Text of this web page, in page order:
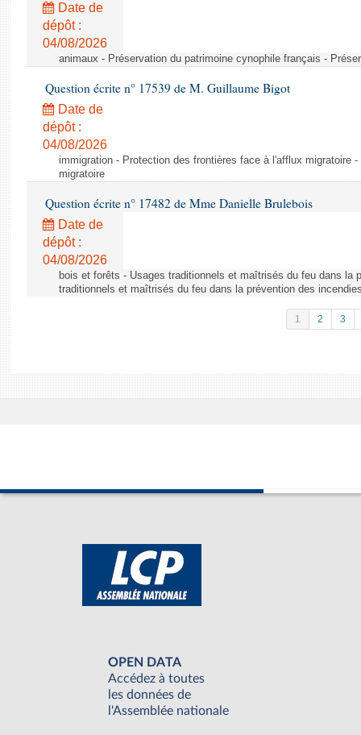
Date de
dépôt :
04/08/2026
animaux - Préservation du patrimoine cynophile français -
Question écrite n° 17539 de M. Guillaume Bigot
Date de
dépôt :
04/08/2026
immigration - Protection des frontières face à l'afflux migratoire
migratoire
Question écrite n° 17482 de Mme Danielle Brulebois
Date de
dépôt :
04/08/2026
bois et forêts - Usages traditionnels et maîtrisés du feu dans la
traditionnels et maîtrisés du feu dans la prévention des
1 2 3
OPEN DATA
Accédez à toutes
les données de
l'Assemblée nationale